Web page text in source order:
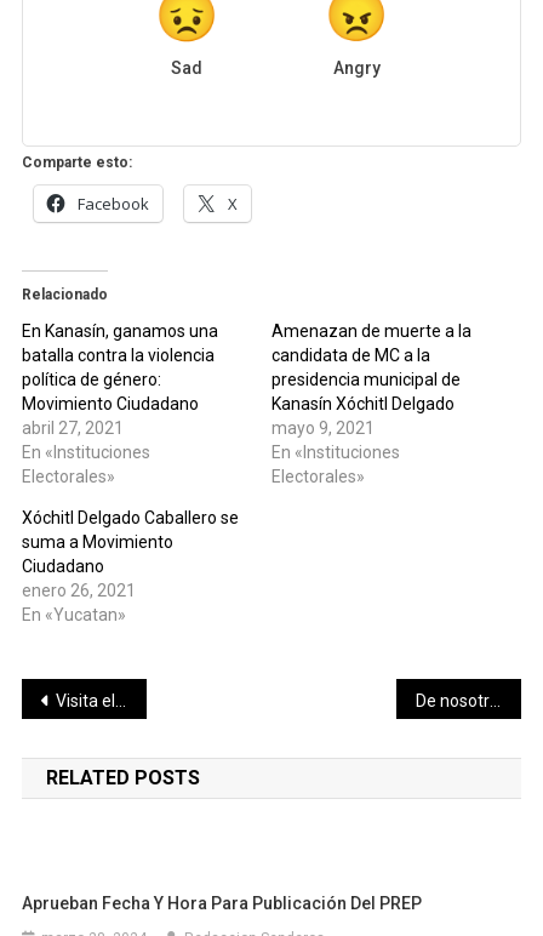
Sad Angry
Comparte esto:
Facebook X
Relacionado
En Kanasín, ganamos una
batalla contra la violencia
política de género:
Movimiento Ciudadano
abril 27, 2021
En «Instituciones
Electorales»
Amenazan de muerte a la
candidata de MC a la
presidencia municipal de
Kanasín Xóchitl Delgado
mayo 9, 2021
En «Instituciones
Electorales»
Xóchitl Delgado Caballero se
suma a Movimiento
Ciudadano
enero 26, 2021
En «Yucatan»
Navegación
de
entradas
Visita el Gobernador Mauricio Vila Dosal una panadería tradicional en Maxcanú
RELATED POSTS
Aprueban Fecha Y Hora Para Publicación Del PREP